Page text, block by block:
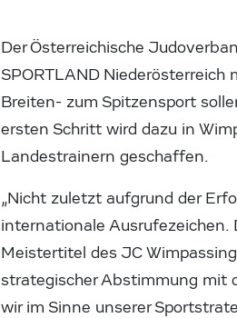
Der Österreichische
SPORTLAND
Breiten- zum Spitzensport
ersten Schritt wird dazu in
Landestrainern geschaffen.
„Nicht zuletzt aufgrund der
internationale
Meistertitel des JC
strategischer Abstimmung mit
wir im Sinne unserer